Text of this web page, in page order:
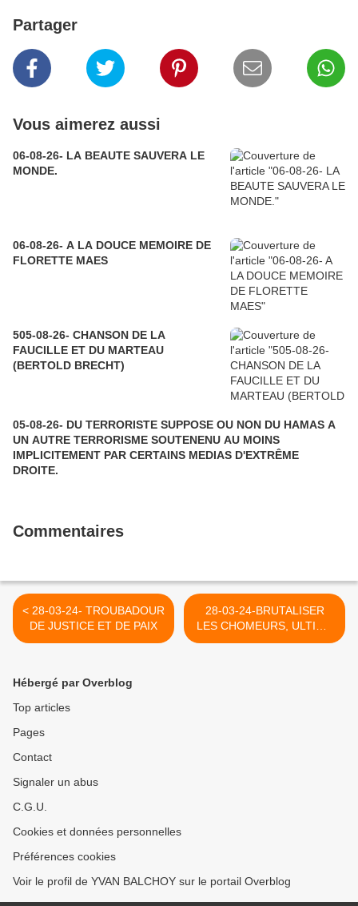
Partager
Vous aimerez aussi
06-08-26- LA BEAUTE SAUVERA LE
MONDE.
06-08-26- A LA DOUCE MEMOIRE DE
FLORETTE MAES
505-08-26- CHANSON DE LA
FAUCILLE ET DU MARTEAU
(BERTOLD BRECHT)
05-08-26- DU TERRORISTE SUPPOSE OU NON DU HAMAS A
UN AUTRE TERRORISME SOUTENENU AU MOINS
IMPLICITEMENT PAR CERTAINS MEDIAS D'EXTRÊME
DROITE.
Commentaires
< 28-03-24- TROUBADOUR
DE JUSTICE ET DE PAIX
28-03-24-BRUTALISER
LES CHOMEURS, ULTIME
ETAPE DU CYNISME
Hébergé par Overblog
Top articles
Pages
Contact
Signaler un abus
C.G.U.
Cookies et données personnelles
Préférences cookies
Voir le profil de YVAN BALCHOY sur le portail Overblog